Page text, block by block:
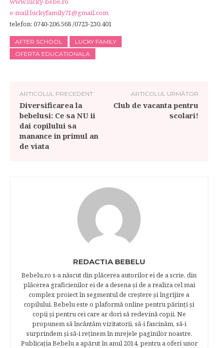
e-mail:luckyfamily71@gmail.com
telefon: 0740-206.568 /0723-230.401
AFTER SCHOOL
LUCKY FAMILY
OFERTA EDUCATIONALA
ARTICOLUL PRECEDENT
Diversificarea la
bebelusi: Ce sa NU ii
dai copilului sa
manance in primul an
de viata
ARTICOLUL URMĂTOR
Club de vacanta pentru
scolari!
REDACTIA BEBELU
Bebelu.ro s-a născut din plăcerea autorilor ei de a scrie, din
plăcerea graficienilor ei de a desena şi de a realiza cel mai
complex proiect în segmentul de creştere şi îngrijire a
copilului. Bebelu este o plaformă online pentru părinţi şi
copii şi pentru cei care ar dori să redevină copii. Ne
propunem să încântăm vizitatorii, să-i fascinăm, să-i
surprindem şi să-i reţinem în mrejele paginilor noastre.​
Publicația Bebelu a apărut în anul 2014, pentru a oferi unor